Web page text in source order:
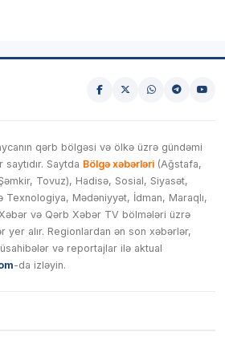
qərb bölgəsi və ölkə üzrə gündəmi
Saytda Bölgə xəbərləri (Ağstafa,
Tovuz), Hadisə, Sosial, Siyasət,
Texnologiya, Mədəniyyət, İdman, Maraqlı,
və Qərb Xəbər TV bölmələri üzrə
yer alır. Regionlardan ən son xəbərlər,
və reportajlar ilə aktual
-da izləyin.